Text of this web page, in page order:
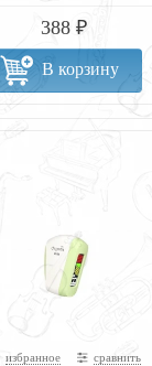
388 ₽
В корзину
избранное сравнить